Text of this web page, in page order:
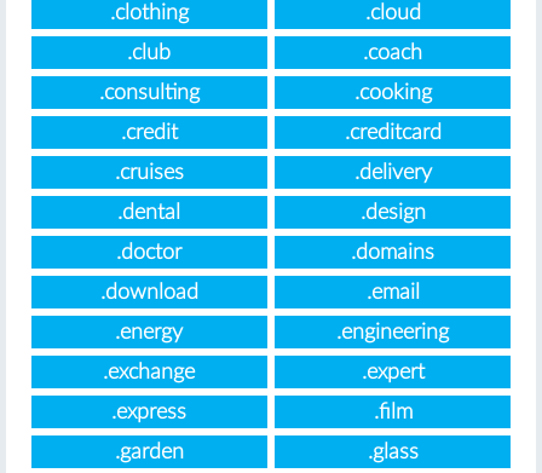
.clothing
.cloud
.club
.coach
.consulting
.cooking
.credit
.creditcard
.cruises
.delivery
.dental
.design
.doctor
.domains
.download
.email
.energy
.engineering
.exchange
.expert
.express
.film
.garden
.glass